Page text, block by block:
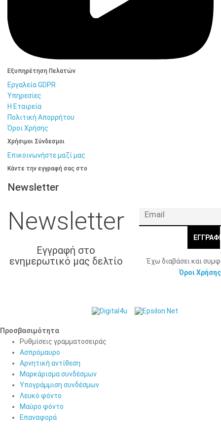
Εξυπηρέτηση Πελατών
Εργαλεία GDPR
Υπηρεσίες
Η Εταιρεία
Πολιτική Απορρήτου
Όροι Χρήσης
Χρήσιμοι Σύνδεσμοι
Επικοινωνήστε μαζί μας
Κάντε την εγγραφή σας στο
Newsletter
Newsletter
Εγγραφή στο
ενημερωτικό μας δελτίο
Έχω διαβάσει και
Όροι Χρήσης
Προσβασιμότητα
Προσβασιμότητα
Ρυθμίσεις γραμματοσειράς
Ασπρόμαυρο
Αρνητική αντίθεση
Μαρκάρισμα συνδέσμων
Υπογράμμιση συνδέσμων
Λευκό φόντο
Μαύρο φόντο
Επαναφορά